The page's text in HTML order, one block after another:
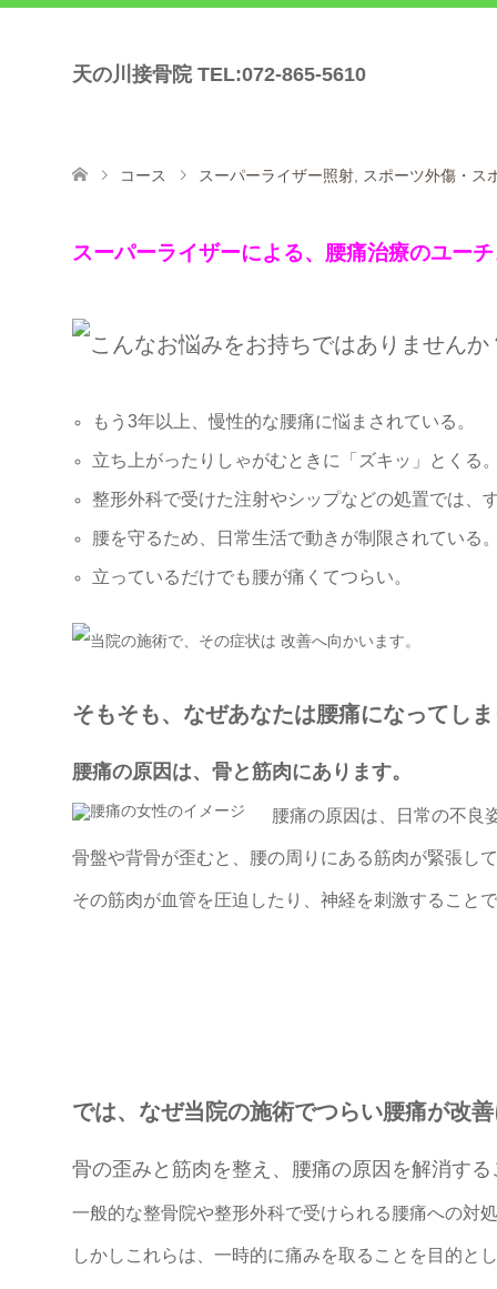
天の川接骨院 TEL:072-865-5610
コース スーパーライザー照射 スポーツ外傷・ス
スーパーライザーによる、腰痛治療のユー
もう3年以上、慢性的な腰痛に悩まされている。
立ち上がったりしゃがむときに「ズキッ」とくる
整形外科で受けた注射やシップなどの処置では、
腰を守るため、日常生活で動きが制限されている
立っているだけでも腰が痛くてつらい。
そもそも、なぜあなたは腰痛になってし
腰痛の原因は、骨と筋肉にあります。
腰痛の原因は、日常の不良
骨盤や背骨が歪むと、腰の周りにある筋肉が緊張し
その筋肉が血管を圧迫したり、神経を刺激すること
では、なぜ当院の施術でつらい腰痛が改
骨の歪みと筋肉を整え、腰痛の原因を解消す
一般的な整骨院や整形外科で受けられる腰痛への対
しかしこれらは、一時的に痛みを取ることを目的と